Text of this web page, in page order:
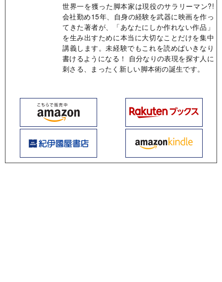
世界一を獲った脚本家は現役のサラリーマン?!
会社勤め15年、自身の経験を武器に映画を作っ
てきた著者が、「あなたにしか作れない作品」
を生み出すために本当に大切なことだけを集中
講義します。未経験でもこれを読めばいきなり
書けるようになる！ 自分なりの表現を探す人に
刺さる、まったく新しい脚本術の誕生です。